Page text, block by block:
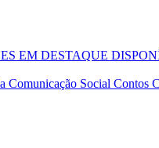
EM DESTAQUE
Comunicação Social Contos